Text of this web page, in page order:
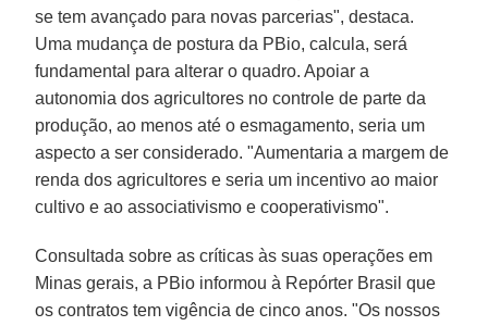
se tem avançado para novas parcerias", destaca.
Uma mudança de postura da PBio, calcula, será
fundamental para alterar o quadro. Apoiar a
autonomia dos agricultores no controle de parte da
produção, ao menos até o esmagamento, seria um
aspecto a ser considerado. "Aumentaria a margem de
renda dos agricultores e seria um incentivo ao maior
cultivo e ao associativismo e cooperativismo".
Consultada sobre as críticas às suas operações em
Minas gerais, a PBio informou à Repórter Brasil que
os contratos tem vigência de cinco anos. "Os nossos